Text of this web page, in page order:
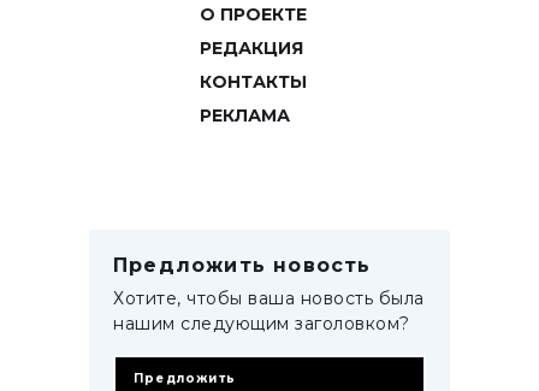
О ПРОЕКТЕ
РЕДАКЦИЯ
КОНТАКТЫ
РЕКЛАМА
Предложить новость
Хотите, чтобы ваша новость была
нашим следующим заголовком?
Предложить